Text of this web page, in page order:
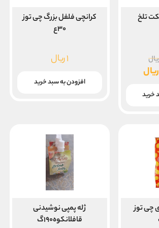
تلخ
اصلی
بود.
ریال
خرید
کرانچی فلفل بزرگ چی توز
۳۰ع
۱ریال
افزودن به سبد خرید
چی توز
ژله پمپی نوشیدنی
قافلانکوه۱۹۰گ